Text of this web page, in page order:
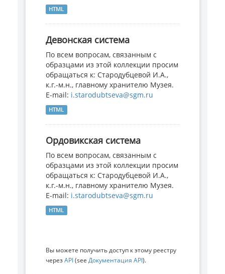
HTML
Девонская система
По всем вопросам, связанным с
образцами из этой коллекции просим
обращаться к: Стародубцевой И.А.,
к.г.-м.н., главному хранителю Музея.
E-mail: i.starodubtseva@sgm.ru
HTML
Ордовикская система
По всем вопросам, связанным с
образцами из этой коллекции просим
обращаться к: Стародубцевой И.А.,
к.г.-м.н., главному хранителю Музея.
E-mail: i.starodubtseva@sgm.ru
HTML
Вы можете получить доступ к этому реестру
черезAPI(see Документация API).